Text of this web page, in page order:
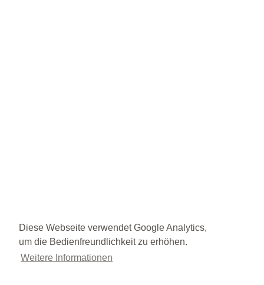
Diese Webseite verwendet Google Analytics,
um die Bedienfreundlichkeit zu erhöhen.
Weitere Informationen